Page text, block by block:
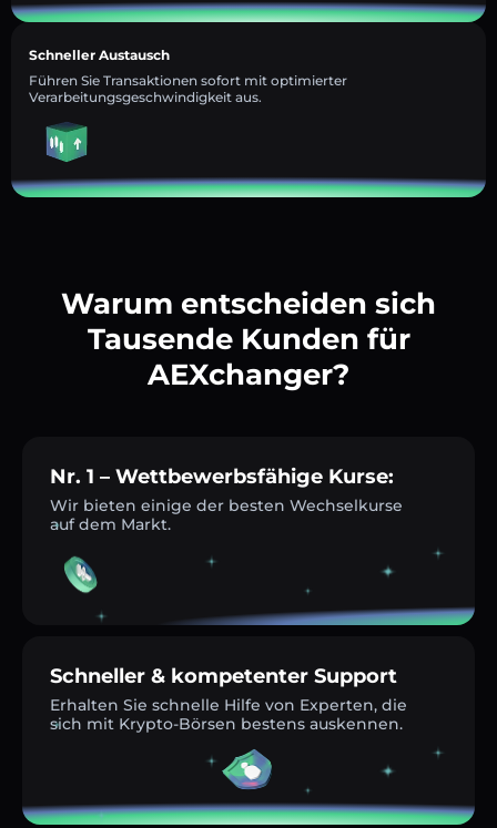
Schneller Austausch
Führen Sie Transaktionen sofort mit optimierter
Verarbeitungsgeschwindigkeit aus.
Warum entscheiden sich
Tausende Kunden für
AEXchanger?
Nr. 1 – Wettbewerbsfähige Kurse:
Wir bieten einige der besten Wechselkurse
auf dem Markt.
Schneller & kompetenter Support
Erhalten Sie schnelle Hilfe von Experten, die
sich mit Krypto-Börsen bestens auskennen.